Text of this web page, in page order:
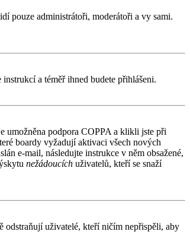
pouze administrátoři, moderátoři a vy sami.
instrukcí a téměř ihned budete přihlášeni.
umožněna podpora COPPA a klikli jste při
boardy vyžadují aktivaci všech nových
e-mail, následujte instrukce v něm obsažené,
nežádoucích uživatelů, kteří se snaží
odstraňují uživatelé, kteří ničím nepřispěli, aby